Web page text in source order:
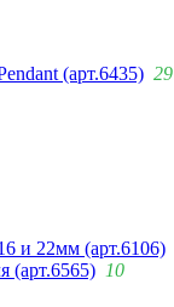
(арт.6435) 29
и 22мм (арт.6106)
(арт.6565) 10